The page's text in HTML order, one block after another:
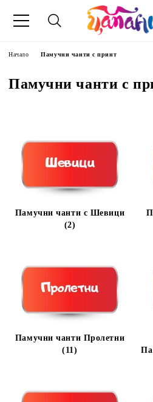
Начало Памучни чанти с принт
Памучни чанти с
Памучни чанти с Шевици
(2)
Памучни чанти Пролетни
(11)